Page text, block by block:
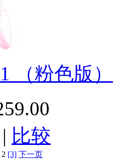
（粉色版）
| 比较
2 [3] 下一页